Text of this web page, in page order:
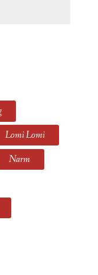
Lomi Lomi
Narm